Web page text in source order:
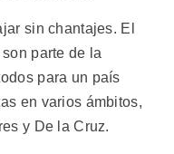
sin chantajes. El
parte de la
para un país
en varios ámbitos,
y De la Cruz.